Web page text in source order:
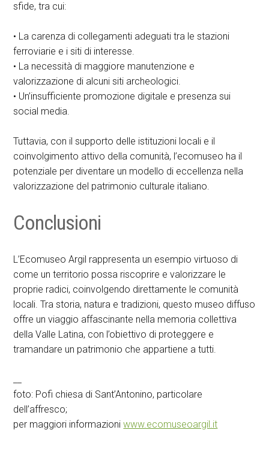
sfide, tra cui:
• La carenza di collegamenti adeguati tra le stazioni
ferroviarie e i siti di interesse.
• La necessità di maggiore manutenzione e
valorizzazione di alcuni siti archeologici.
• Un’insufficiente promozione digitale e presenza sui
social media.
Tuttavia, con il supporto delle istituzioni locali e il
coinvolgimento attivo della comunità, l’ecomuseo ha il
potenziale per diventare un modello di eccellenza nella
valorizzazione del patrimonio culturale italiano.
Conclusioni
L’Ecomuseo Argil rappresenta un esempio virtuoso di
come un territorio possa riscoprire e valorizzare le
proprie radici, coinvolgendo direttamente le comunità
locali. Tra storia, natura e tradizioni, questo museo diffuso
offre un viaggio affascinante nella memoria collettiva
della Valle Latina, con l’obiettivo di proteggere e
tramandare un patrimonio che appartiene a tutti.
foto: Pofi chiesa di Sant’Antonino, particolare
dell’affresco;
per maggiori informazioniwww.ecomuseoargil.it